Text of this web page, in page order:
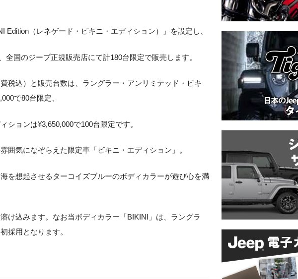
Edition（レネゲード・ビキニ・エディション）」を設定し、
全国のジープ正規販売店にて計180台限定で販売します。
税込）と販売台数は、ラングラー・アンリミテッド・ビキ
で80台限定、
ションは¥3,650,000で100台限定です。
囲気になぞらえた限定車「ビキニ・エディション」。
を想起させるターコイズブルーのボディカラーが遊び心を満
け込みます。なお当ボディカラー「BIKINI」は、ラングラ
採用となります。